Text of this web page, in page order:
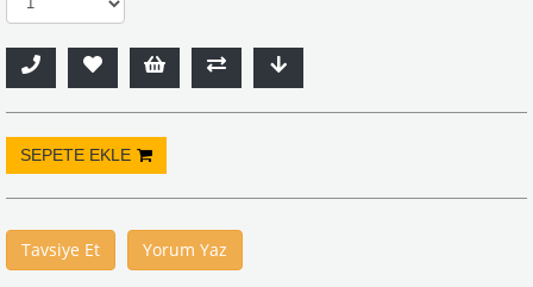
Tavsiye Et Yorum Yaz